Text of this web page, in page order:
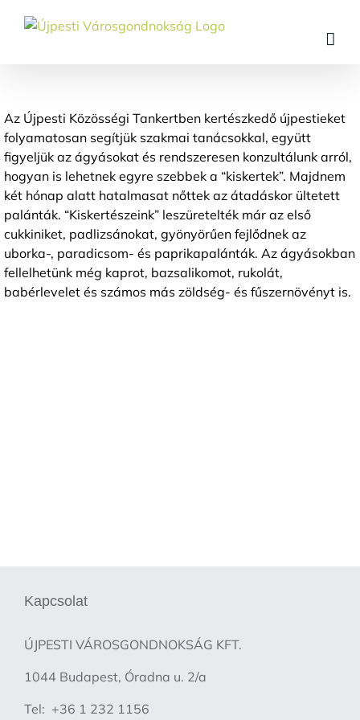
Az Újpesti Közösségi Tankertben kertészkedő újpestieket
folyamatosan segítjük szakmai tanácsokkal, együtt
figyeljük az ágyásokat és rendszeresen konzultálunk arról,
hogyan is lehetnek egyre szebbek a “kiskertek”. Majdnem
két hónap alatt hatalmasat nőttek az átadáskor ültetett
palánták. “Kiskertészeink” leszüretelték már az első
cukkiniket, padlizsánokat, gyönyörűen fejlődnek az
uborka-, paradicsom- és paprikapalánták. Az ágyásokban
fellelhetünk még kaprot, bazsalikomot, rukolát,
babérlevelet és számos más zöldség- és fűszernövényt is.
Kapcsolat
ÚJPESTI VÁROSGONDNOKSÁG KFT.
1044 Budapest, Óradna u. 2/a
Tel: +36 1 232 1156